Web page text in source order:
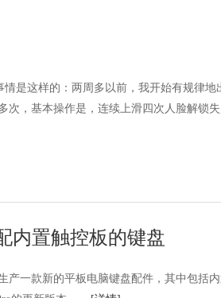
情是这样的：两周多以前，我开始有规律地
次，基本操作是，连续上滑四次人脸解锁
内置触控板的键盘
产一款新的平板电脑键盘配件，其中包括